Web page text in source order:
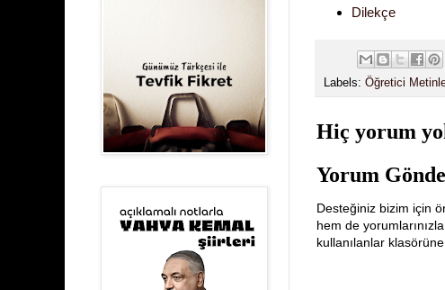
Dilekçe
Labels: Öğretici
Hiç yorum
Yorum
Desteğiniz bizim için
hem de
kullanılanlar